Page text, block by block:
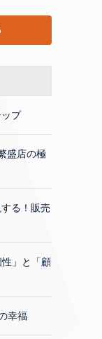
プ
盛店の極
る！販売
」と「顧
幸福